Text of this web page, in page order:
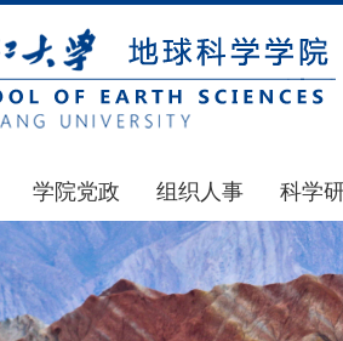
学院党政
通知公告
学院发文
党委会议纪要
组织人事
通知公告
博士后管理
人才招聘
科学
国家
科研
通知